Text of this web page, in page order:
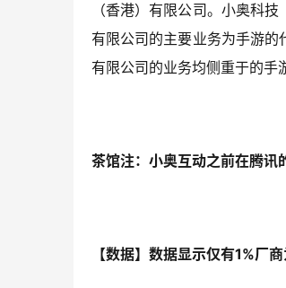
（香港）有限公司。小奥科
有限公司的主要业务为手游
有限公司的业务均侧重于的手
茶馆注：小奥互动之前在腾讯
【数据】数据显示仅有1%厂